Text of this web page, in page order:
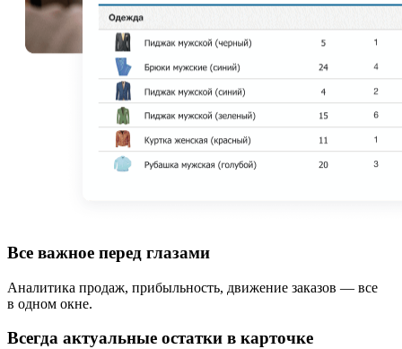
Все важное перед глазами
Аналитика продаж, прибыльность, движение заказов — все
в одном окне.
Всегда актуальные остатки в карточке